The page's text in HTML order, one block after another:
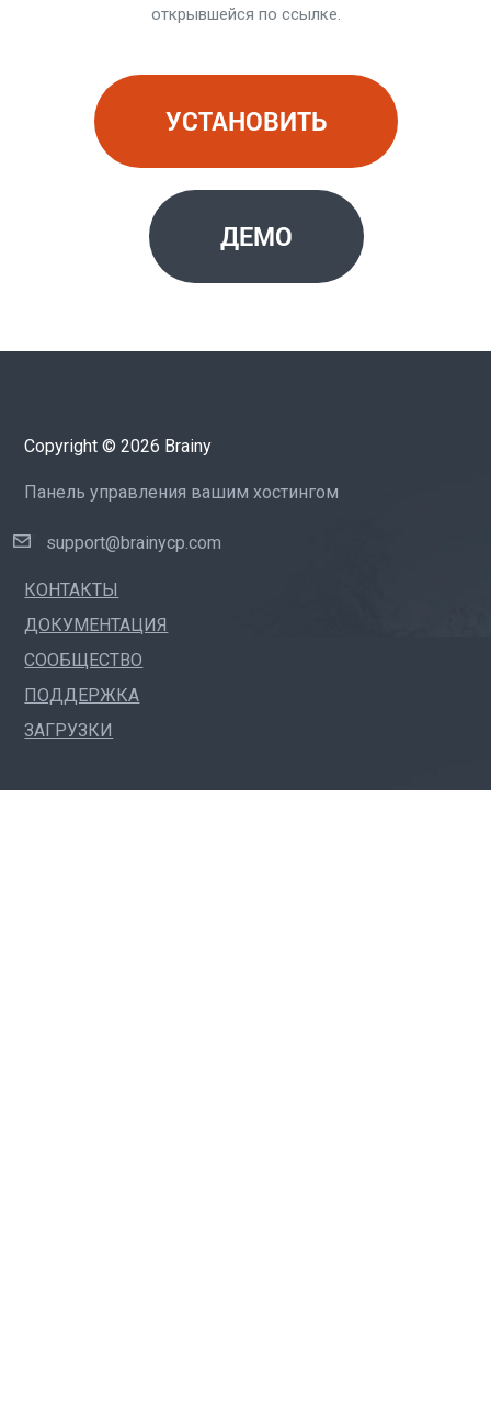
открывшейся по ссылке.
УСТАНОВИТЬ
ДЕМО
Copyright © 2026 Brainy
Панель управления вашим хостингом
support@brainycp.com
КОНТАКТЫ
ДОКУМЕНТАЦИЯ
СООБЩЕСТВО
ПОДДЕРЖКА
ЗАГРУЗКИ